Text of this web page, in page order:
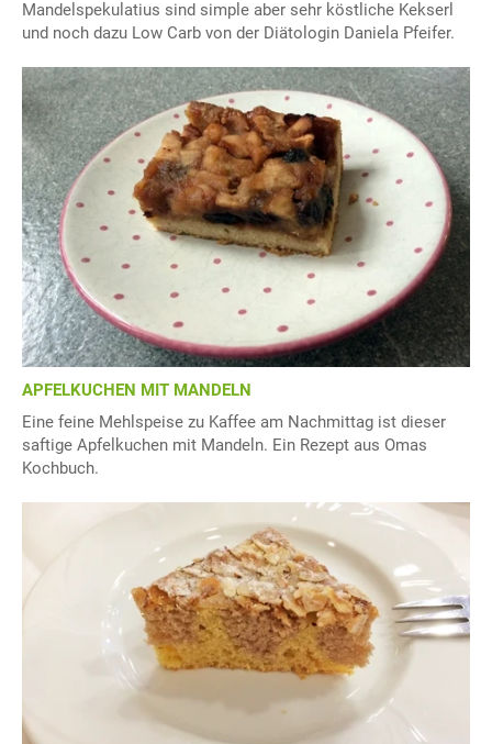
Mandelspekulatius sind simple aber sehr köstliche Kekserl
und noch dazu Low Carb von der Diätologin Daniela Pfeifer.
APFELKUCHEN MIT MANDELN
Eine feine Mehlspeise zu Kaffee am Nachmittag ist dieser
saftige Apfelkuchen mit Mandeln. Ein Rezept aus Omas
Kochbuch.